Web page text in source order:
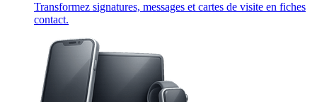
Transformez signatures, messages et cartes de visite en fiches
contact.